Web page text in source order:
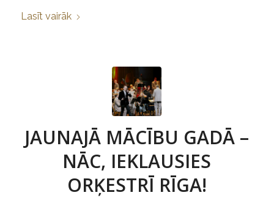
Lasīt vairāk
JAUNAJĀ MĀCĪBU GADĀ –
NĀC, IEKLAUSIES
ORĶESTRĪ RĪGA!